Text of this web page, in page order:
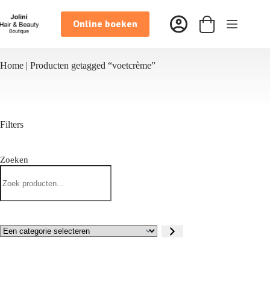
naar
de
inhoud
Online boeken Winkelwagen
Home | Producten getagged “voetcrème”
Filters
Zoeken
Een
categorie